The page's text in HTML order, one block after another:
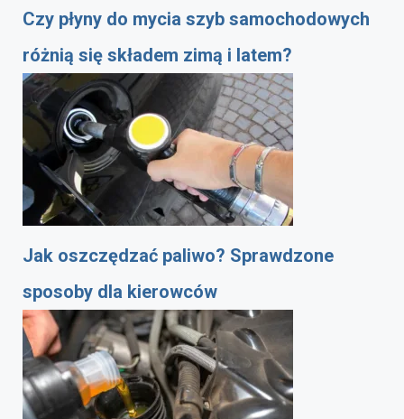
Czy płyny do mycia szyb samochodowych
różnią się składem zimą i latem?
Jak oszczędzać paliwo? Sprawdzone
sposoby dla kierowców